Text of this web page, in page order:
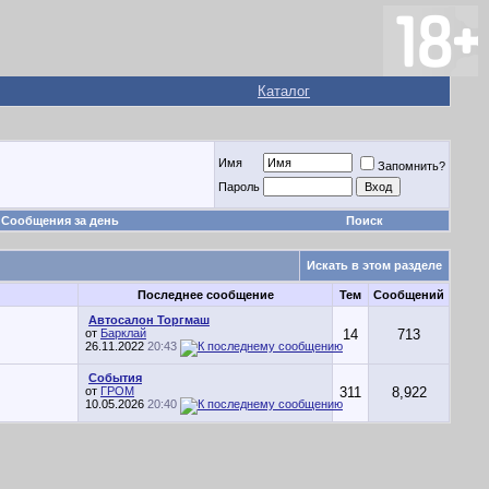
Каталог
Имя
Запомнить?
Пароль
Сообщения за день Поиск
Искать в этом разделе
Последнее сообщение Тем Сообщений
Автосалон Торгмаш
от Барклай
26.11.2022 20:43
14 713
События
от ГРОМ
10.05.2026 20:40
311 8,922